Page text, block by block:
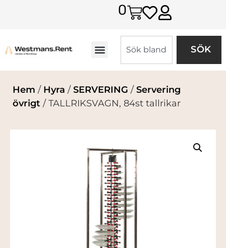
0
SÖK
Hem / Hyra / SERVERING / Servering
övrigt / TALLRIKSVAGN, 84st tallrikar